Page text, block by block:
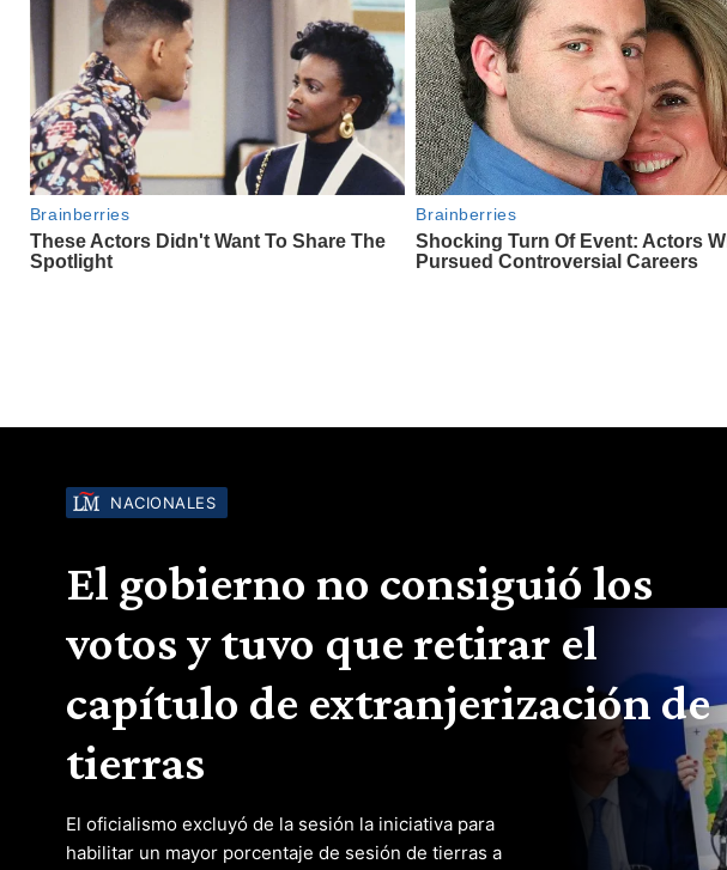
NACIONALES
El gobierno no consiguió los
votos y tuvo que retirar el
capítulo de extranjerización de
tierras
El oficialismo excluyó de la sesión la iniciativa para
habilitar un mayor porcentaje de sesión de tierras a